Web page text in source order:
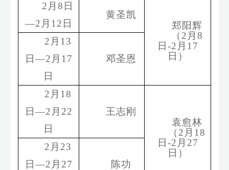
2 月 8 日
—2 月 1 2 日
黄圣凯
郑阳辉
（ 2 月 8
日 -2 月 17
日）
2 月 13
日 —2 月 17
日
邓圣恩
2 月 18
日 —2 月 22
日
王志刚
袁愈林
（ 2 月 18
日 -2 月 27
日）
2 月 23
日 —2 月 27
陈功